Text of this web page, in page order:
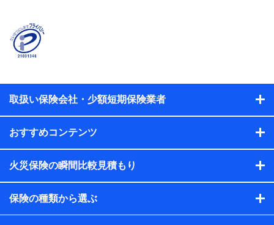
当社又は株式会社NTTドコモが提供する保険関連サービスに
おけるユーザ登録受付および管理のため
当社又は株式会社NTTドコモと取引のあるもしくは委託を受
れらに付帯、関連する当社、株式会社NTTドコモおよび提携
会社のサービスを案内、提供するため
析して、お客さまの趣味・嗜好・傾向に応じたサービス・商
各種セミナーの開催のため
コンサルティングサービスの実施のため
アンケートやキャンペーン等の実施のため
上記に係る案内・手続き・管理等付帯業務を行うため
取扱い保険会社・少額短期保険業者
おすすめコンテンツ
火災保険の瞬間比較見積もり
保険の種類から選ぶ